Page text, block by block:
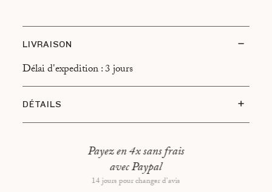
LIVRAISON
Délai d'expedition : 3 jours
DÉTAILS
Type d’encadrement : Cadre bordeaux, montage
Dimensions hors tout : 66,5x46,5 cm
Payez en 4x sans frais
avec Paypal
14 jours pour changer d'avis